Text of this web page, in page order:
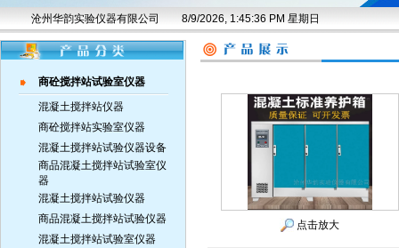
沧州华韵实验仪器有限公司 8/9/2026, 1:45:37 PM 星期日
商砼搅拌站试验室仪器
混凝土搅拌站仪器
商砼搅拌站实验室仪器
混凝土搅拌站试验仪器设备
商品混凝土搅拌站试验室仪
器
混凝土搅拌站试验仪器
商品混凝土搅拌站试验仪器
混凝土搅拌站试验室仪器
点击放大